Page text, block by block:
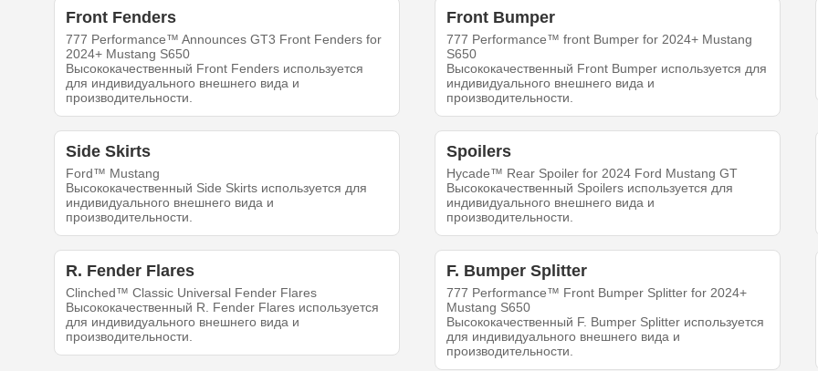
Front Fenders
777 Performance™ Announces GT3 Front Fenders for
2024+ Mustang S650
Высококачественный Front Fenders используется
для индивидуального внешнего вида и
производительности.
Front Bumper
777 Performance™ front Bumper for 2024+ Mustang
S650
Высококачественный Front Bumper используется для
индивидуального внешнего вида и
производительности.
Side Skirts
Ford™ Mustang
Высококачественный Side Skirts используется для
индивидуального внешнего вида и
производительности.
Spoilers
Hycade™ Rear Spoiler for 2024 Ford Mustang GT
Высококачественный Spoilers используется для
индивидуального внешнего вида и
производительности.
R. Fender Flares
Clinched™ Classic Universal Fender Flares
Высококачественный R. Fender Flares используется
для индивидуального внешнего вида и
производительности.
F. Bumper Splitter
777 Performance™ Front Bumper Splitter for 2024+
Mustang S650
Высококачественный F. Bumper Splitter используется
для индивидуального внешнего вида и
производительности.